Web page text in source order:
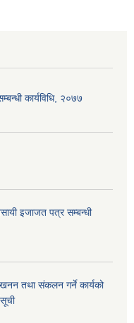
कार्यविधि, २०७७
इजाजत पत्र सम्बन्धी
तथा संकलन गर्ने कार्यको